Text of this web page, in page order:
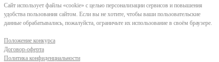
Сайт использует файлы «cookie» с целью персонализации сервисов и повышения
удобства пользования сайтом. Если вы не хотите, чтобы ваши пользовательские
данные обрабатывались, пожалуйста, ограничьте их использование в своём браузере.
Положение конкурса
Договор-оферта
Политика конфиденциальности